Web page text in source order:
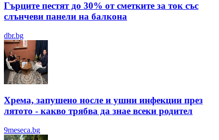
Гърците пестят до 30% от сметките за ток със
слънчеви панели на балкона
dbr.bg
Хрема, запушено носле и ушни инфекции през
лятотo - какво трябва да знае всеки родител
9meseca.bg